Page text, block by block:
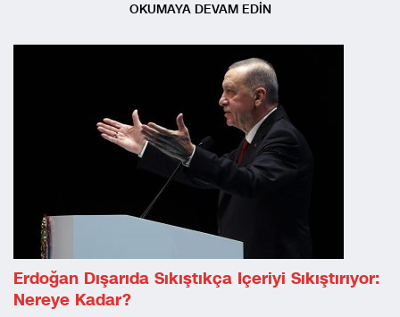
OKUMAYA DEVAM EDİN
Erdoğan Dışarıda Sıkıştıkça Içeriyi Sıkıştırıyor:
Nereye Kadar?